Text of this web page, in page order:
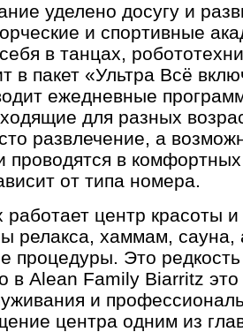
уделено досугу и
и спортивные
в танцах,
в пакет «Ультра Всё
ежедневные
для разных
развлечение, а
проводятся в
от типа номера.
центр красоты
релакса, хаммам, сауна,
процедуры. Это
в Alean Family Biarritz
и
центра одним из